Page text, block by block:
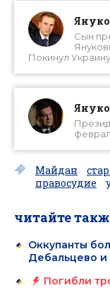
Сын
Покинул
Майдан
правосудие
читайте
Оккупанты
Дебальцево и
Погибли